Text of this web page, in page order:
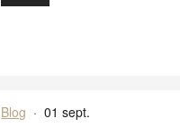
Blog · 01 sept.